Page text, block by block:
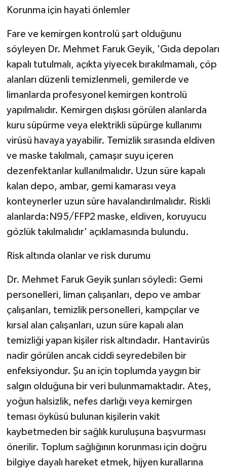
Korunma için hayati önlemler
Fare ve kemirgen kontrolü şart olduğunu
söyleyen Dr. Mehmet Faruk Geyik, 'Gıda depoları
kapalı tutulmalı, açıkta yiyecek bırakılmamalı, çöp
alanları düzenli temizlenmeli, gemilerde ve
limanlarda profesyonel kemirgen kontrolü
yapılmalıdır. Kemirgen dışkısı görülen alanlarda
kuru süpürme veya elektrikli süpürge kullanımı
virüsü havaya yayabilir. Temizlik sırasında eldiven
ve maske takılmalı, çamaşır suyu içeren
dezenfektanlar kullanılmalıdır. Uzun süre kapalı
kalan depo, ambar, gemi kamarası veya
konteynerler uzun süre havalandırılmalıdır. Riskli
alanlarda:N95/FFP2 maske, eldiven, koruyucu
gözlük takılmalıdır' açıklamasında bulundu.
Risk altında olanlar ve risk durumu
Dr. Mehmet Faruk Geyik şunları söyledi: Gemi
personelleri, liman çalışanları, depo ve ambar
çalışanları, temizlik personelleri, kampçılar ve
kırsal alan çalışanları, uzun süre kapalı alan
temizliği yapan kişiler risk altındadır. Hantavirüs
nadir görülen ancak ciddi seyredebilen bir
enfeksiyondur. Şu an için toplumda yaygın bir
salgın olduğuna bir veri bulunmamaktadır. Ateş,
yoğun halsizlik, nefes darlığı veya kemirgen
teması öyküsü bulunan kişilerin vakit
kaybetmeden bir sağlık kuruluşuna başvurması
önerilir. Toplum sağlığının korunması için doğru
bilgiye dayalı hareket etmek, hijyen kurallarına